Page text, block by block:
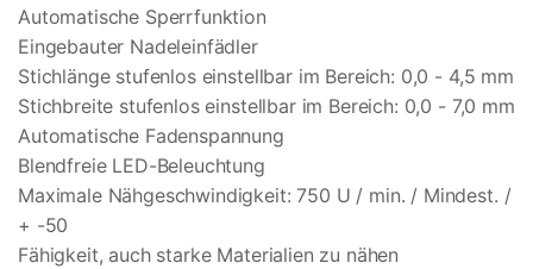
Automatische Sperrfunktion
Eingebauter Nadeleinfädler
Stichlänge stufenlos einstellbar im Bereich: 0,0 - 4,5 mm
Stichbreite stufenlos einstellbar im Bereich: 0,0 - 7,0 mm
Automatische Fadenspannung
Blendfreie LED-Beleuchtung
Maximale Nähgeschwindigkeit: 750 U / min. / Mindest. /
+ -50
Fähigkeit, auch starke Materialien zu nähen